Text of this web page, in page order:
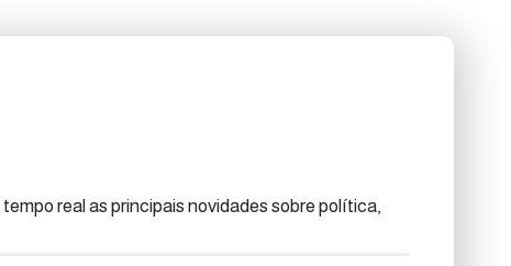
real as principais novidades sobre política,